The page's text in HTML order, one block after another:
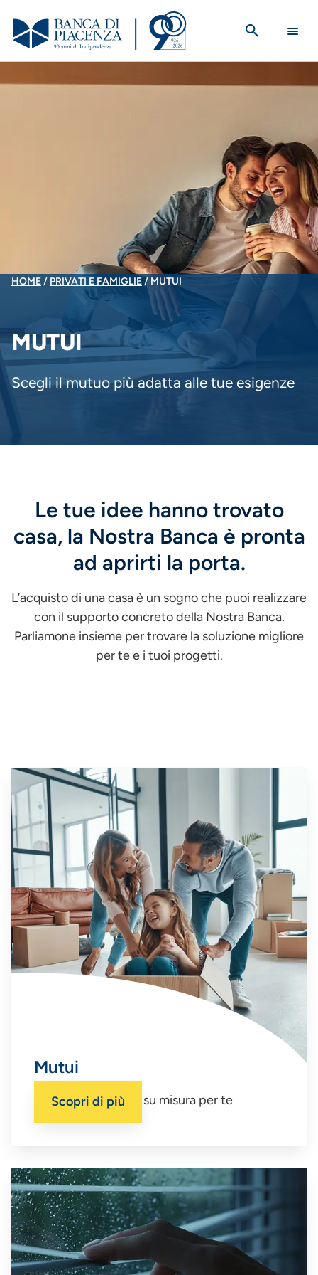
contenuto
principale
BRICIOLE
PANE
HOME PRIVATI E FAMIGLIE MUTUI
MUTUI
Scegli il mutuo più adatta alle tue esigenze
Le tue idee hanno trovato
casa, la Nostra Banca è pronta
ad aprirti la porta.
L’acquisto di una casa è un sogno che puoi realizzare
con il supporto concreto della Nostra Banca.
Parliamone insieme per trovare la soluzione migliore
per te e i tuoi progetti.
Mutui
Il mutuo ipotecario su misura per te
Scopri di più